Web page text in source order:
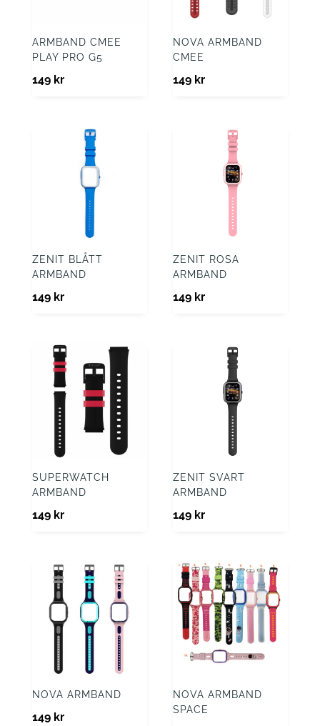
ARMBAND CMEE
PLAY PRO G5
149 kr
NOVA ARMBAND
CMEE
149 kr
ZENIT BLÅTT
ARMBAND
149 kr
ZENIT ROSA
ARMBAND
149 kr
SUPERWATCH
ARMBAND
149 kr
ZENIT SVART
ARMBAND
149 kr
NOVA ARMBAND
149 kr
NOVA ARMBAND
SPACE